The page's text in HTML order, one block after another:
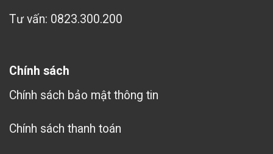
Tư vấn: 0823.300.200
Chính sách
Chính sách bảo mật thông tin
Chính sách thanh toán